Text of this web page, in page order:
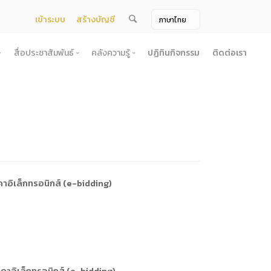
เข้าระบบ สร้างบัญชี
ลิกการจัดหา
สื่อประชาสัมพันธ์
ภาพถ่าย
คลังความรู้ ปฏิทินกิจกรรม ติดต่อเรา
าอิเล็กทรอนิกส์ (e-bidding)